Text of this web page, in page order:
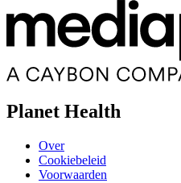
Planet Health
Over
Cookiebeleid
Voorwaarden